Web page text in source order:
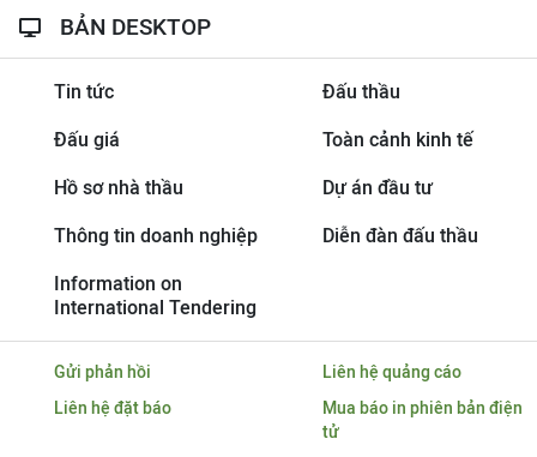
BẢN DESKTOP
Tin tức Đấu thầu
Đấu giá Toàn cảnh kinh tế
Hồ sơ nhà thầu Dự án đầu tư
Thông tin doanh nghiệp Diễn đàn đấu thầu
Information on
International Tendering
Gửi phản hồi
Liên hệ quảng cáo
Liên hệ đặt báo
Mua báo in phiên bản điện
tử